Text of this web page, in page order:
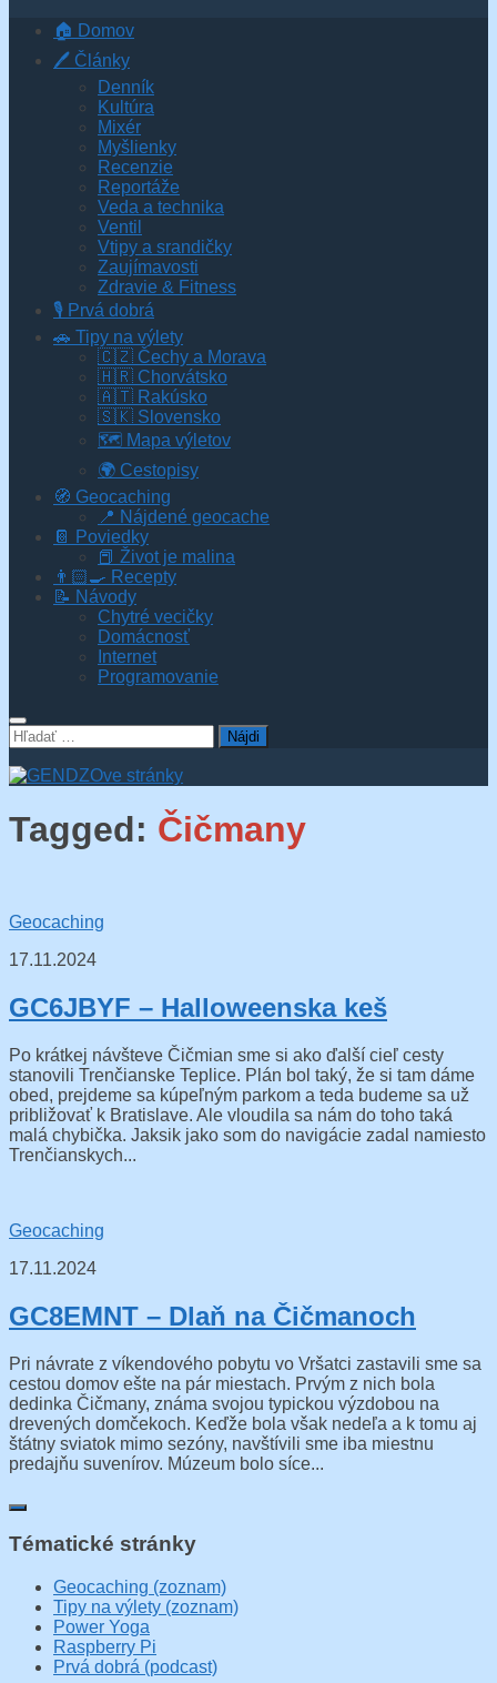
🏠 Domov
🖊️ Články
Denník
Kultúra
Mixér
Myšlienky
Recenzie
Reportáže
Veda a technika
Ventil
Vtipy a srandičky
Zaujímavosti
Zdravie & Fitness
🎙️ Prvá dobrá
🚗 Tipy na výlety
🇨🇿 Čechy a Morava
🇭🇷 Chorvátsko
🇦🇹 Rakúsko
🇸🇰 Slovensko
🗺 Mapa výletov
🌍 Cestopisy
🧭 Geocaching
📍 Nájdené geocache
📔 Poviedky
📕 Život je malina
👨🏻‍🍳 Recepty
📝 Návody
Chytré vecičky
Domácnosť
Internet
Programovanie
Hľadať:
Tagged: Čičmany
Geocaching
17.11.2024
GC6JBYF – Halloweenska keš
Po krátkej návšteve Čičmian sme si ako ďalší cieľ cesty
stanovili Trenčianske Teplice. Plán bol taký, že si tam dáme
obed, prejdeme sa kúpeľným parkom a teda budeme sa už
približovať k Bratislave. Ale vloudila sa nám do toho taká
malá chybička. Jaksik jako som do navigácie zadal namiesto
Trenčianskych...
Geocaching
17.11.2024
GC8EMNT – Dlaň na Čičmanoch
Pri návrate z víkendového pobytu vo Vršatci zastavili sme sa
cestou domov ešte na pár miestach. Prvým z nich bola
dedinka Čičmany, známa svojou typickou výzdobou na
drevených domčekoch. Keďže bola však nedeľa a k tomu aj
štátny sviatok mimo sezóny, navštívili sme iba miestnu
predajňu suvenírov. Múzeum bolo síce...
Tématické stránky
Geocaching (zoznam)
Tipy na výlety (zoznam)
Power Yoga
Raspberry Pi
Prvá dobrá (podcast)